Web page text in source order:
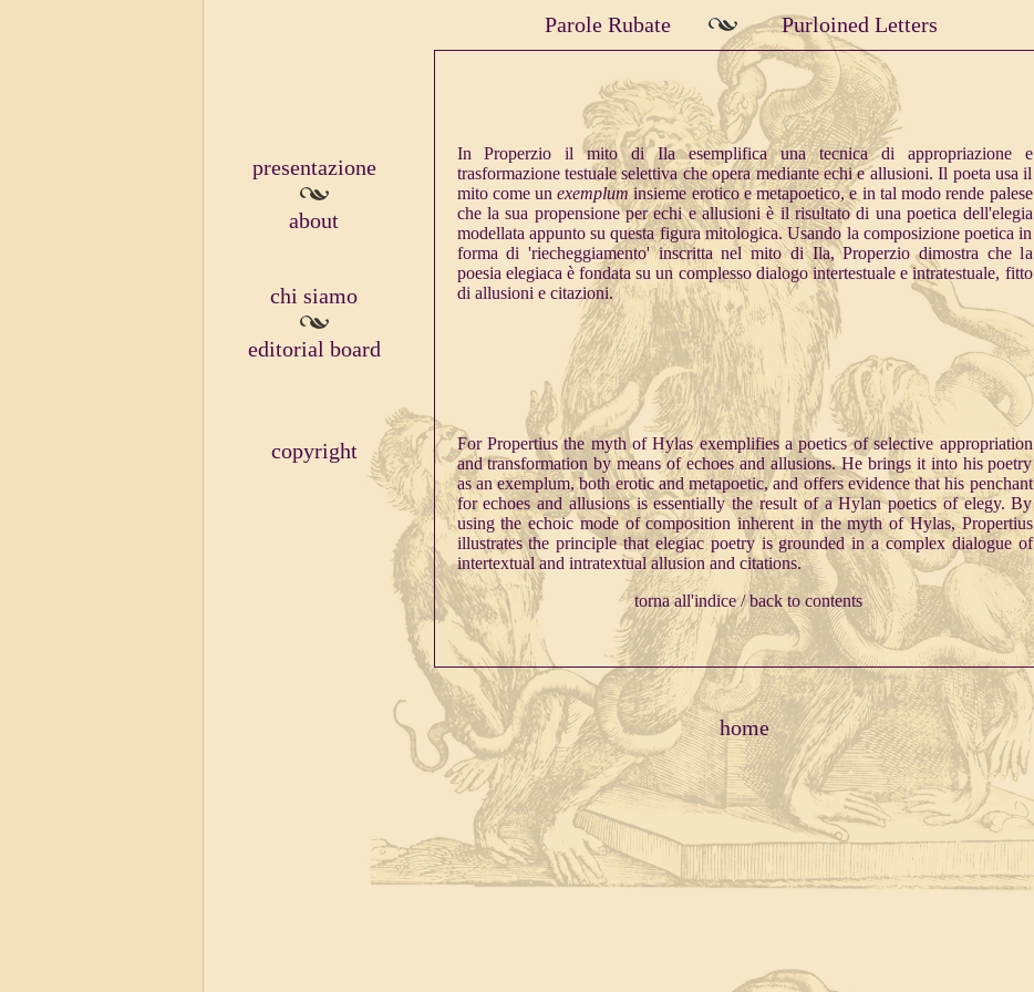
Parole Rubate Purloined Letters
presentazione
about
chi siamo
editorial board
copyright
In Properzio il mito di Ila esemplifica una tecnica di appropriazione e
trasformazione testuale selettiva che opera mediante echi e allusioni. Il poeta usa il
mito come unexempluminsieme erotico e metapoetico, e in tal modo rende palese
che la sua propensione per echi e allusioni è il risultato di una poetica dell'elegia
modellata appunto su questa figura mitologica. Usando la composizione poetica in
forma di 'riecheggiamento' inscritta nel mito di Ila, Properzio dimostra che la
poesia elegiaca è fondata su un complesso dialogo intertestuale e intratestuale, fitto
di allusioni e citazioni.
For Propertius the myth of Hylas exemplifies a poetics of selective appropriation
and transformation by means of echoes and allusions. He brings it into his poetry
as an exemplum, both erotic and metapoetic, and offers evidence that his penchant
for echoes and allusions is essentially the result of a Hylan poetics of elegy. By
using the echoic mode of composition inherent in the myth of Hylas, Propertius
illustrates the principle that elegiac poetry is grounded in a complex dialogue of
intertextual and intratextual allusion and citations.
torna all'indice / back to contents
home